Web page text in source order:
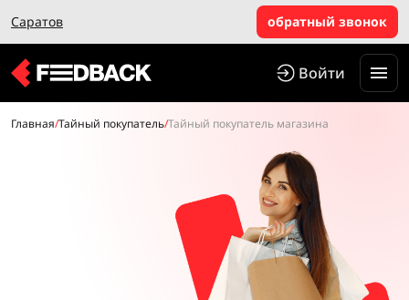
Саратов обратный звонок
Войти
Главная/Тайный покупатель/Тайный покупатель магазина